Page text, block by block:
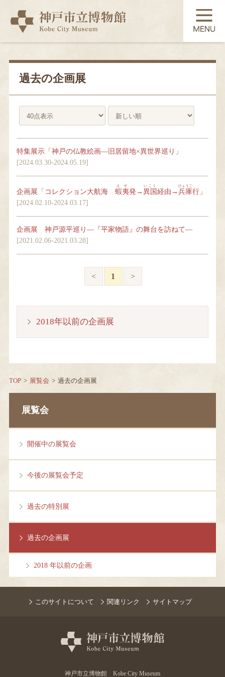
TOP
展覧会
コレクション
過去の企画展
特集展示「神戸の仏教絵画―旧居留地×異世界巡り」
[2024.03.30-2024.05.19]
企画展「コレクション大航海 蝦夷
えぞ
発→ 異国
いこく
経由→ 兵庫
ひょうご
行」
[2024.02.10-2024.03.17]
企画展 神戸源平巡り―『平家物語』の舞台を訪ねて―
[2021.02.06-2021.03.28]
< 1 >
2018年以前の企画展
TOP 展覧会 過去の企画展
展覧会
開催中の展覧会
今後の展覧会予定
過去の特別展
過去の企画展
2018 年以前の企画
このサイトについて 関連リンク サイトマップ
神戸市立博物館 Kobe City Museum